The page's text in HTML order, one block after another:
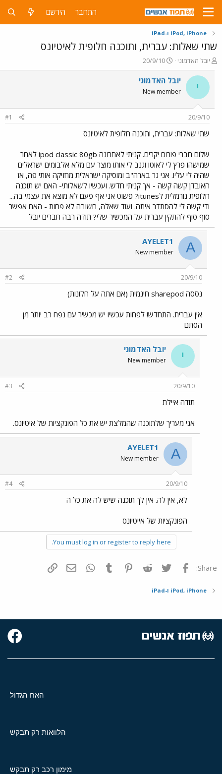
התחבר הירשם
iPod, iPhone ו-iPad
שתי שאלות: עברית, ותוכנה חלופית לאיטיונס
פ
ו
ת
ח
ה
ו
ש
א
יובל האדמוני
פ
ו
ר
ם
ר
20/9/10
י יובל האדמוני
New member
20/9/10
#1
שתי שאלות: עברית, ותוכנה חלופית לאיטיונס
שלום חברי פורום יקרים. קניתי לאחרונה ipod classic 80gb לאחר
שמישהו פרץ לי לאוטו וגנב לי אותו מוצר עם מלא אלבומים ישראלים
שהיה לי עליו. אני גר בארה"ב ומוסיקה ישראלית מחזיקה אותי פה, אז
האובדן קשה קשה - אך קניתי חדש. ועכשיו לשאלותי- האם יש תוכנה
חלופית נורמלית לitunes? פשוט אני אף פעם לא מוצא את עצמי בה...
ודי קשה לי להסתדר איתה. ועוד שאלה, חשובה לא פחות - האם אפשר
סוף סוף להתקין עברית על המכשיר שלי? תודה רבה חברים יובל
A
AYELET1
New member
20/9/10
#2
נססה sharepod חינמית (אם אתה על חלונות)
אין עברית. התחדש! לפחות עכשיו יש מכשיר עם נפח רב יותר מן
הסתם
י יובל האדמוני
New member
20/9/10
#3
תודה איילת
אני מעריך שלתוכנה שהמלצת יש את כל הפונקציות של איטיונס.
A
AYELET1
New member
20/9/10
#4
לא, אין לה. אין לך תוכנה שיש לה את כל ה
הפונקציות של אייטיונס
You must log in or register to reply here.
Share: פייסבוק Twitter
Reddit
Pinterest
Tumblr
WhatsAppדואר אלקטרוני
iPod, iPhone ו-iPad
האח הגדול
הלוואות רק תבקש
מימון רכב רק תבקש